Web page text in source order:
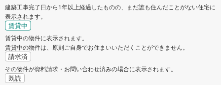
建築工事完了日から1年以上経過したものの、まだ誰も住んだことがない住宅に
表示されます。
賃貸中
賃貸中の物件に表示されます。
賃貸中の物件は、原則ご自身でお住まいいただくことができません。
請求済
その物件が資料請求・お問い合わせ済みの場合に表示されます。
既読